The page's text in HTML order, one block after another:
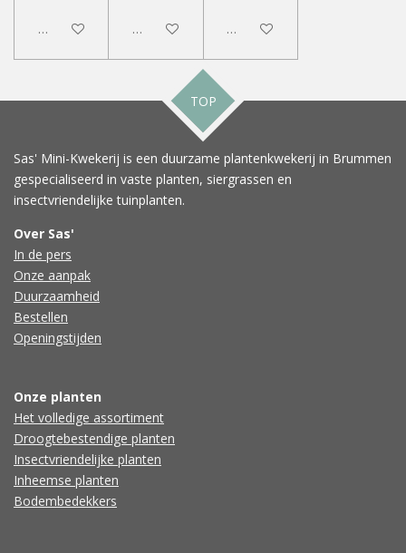
Uitgeschakeld Uitgeschakeld Uitgeschakeld
TOP
Sas' Mini-Kwekerij is een duurzame plantenkwekerij in Brummen
gespecialiseerd in vaste planten, siergrassen en
insectvriendelijke tuinplanten.
Over Sas'
In de pers
Onze aanpak
Duurzaamheid
Bestellen
Openingstijden
Onze planten
Het volledige assortiment
Droogtebestendige planten
Insectvriendelijke planten
Inheemse planten
Bodembedekkers